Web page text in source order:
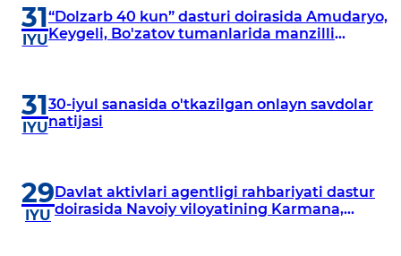
31
IYU
“Dolzarb 40 kun” dasturi doirasida Amudaryo,
Keygeli, Bo'zatov tumanlarida manzilli
31
IYU
30-iyul sanasida o'tkazilgan onlayn savdolar
natijasi
29
IYU
Davlat aktivlari agentligi rahbariyati dastur
doirasida Navoiy viloyatining Karmana,